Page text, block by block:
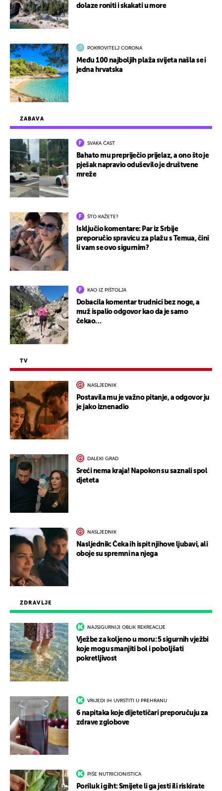
ZDRAVLJE
NAJSIGURNIJI OBLIK REKREACIJE
Vježbe za koljeno u moru: 5 sigurnih vježbi
koje mogu smanjiti bol i poboljšati
pokretljivost
VRIJEDI IH UVRSTITI U PREHRANU
6 napitaka koje dijetetičari preporučuju za
zdrave zglobove
PIŠE NUTRICIONISTICA
Poriluk i giht: Smijete li ga jesti ili riskirate
ZABAVA
SVAKA ČAST
Bahato mu prepriječio prijelaz, a ono što je
pješak napravio oduševilo je društvene
mreže
ŠTO KAŽETE?
Isključio komentare: Par iz Srbije
preporučio spravicu za plažu s Temua, čini
li vam se ovo sigurnim?
KAO IZ PIŠTOLJA
Dobacila komentar trudnici bez noge, a
muž ispalio odgovor kao da je samo
čekao…
TV
NASLJEDNIK
Postavila mu je važno pitanje, a odgovor ju
je jako iznenadio
DALEKI GRAD
Sreći nema kraja! Napokon su saznali spol
djeteta
NASLJEDNIK
Nasljednik: Čeka ih ispit njihove ljubavi, ali
oboje su spremni na njega
dolaze roniti i skakati u more
POKROVITELJ CORONA
Među 100 najboljih plaža svijeta našla se i
jedna hrvatska